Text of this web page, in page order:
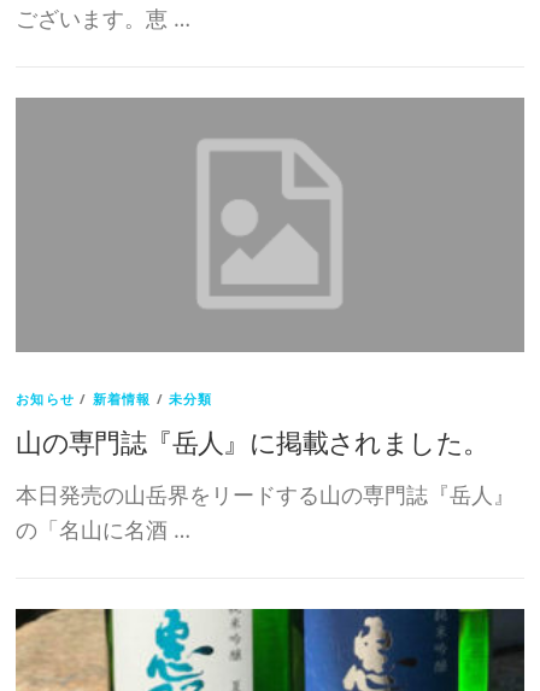
ございます。恵 …
お知らせ / 新着情報 / 未分類
山の専門誌『岳人』に掲載されました。
本日発売の山岳界をリードする山の専門誌『岳人』
の「名山に名酒 …